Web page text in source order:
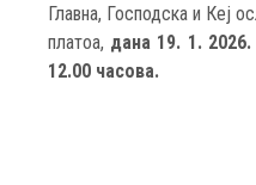
Главна, Господска и Кеј
платоа, дана 19. 1.
12.00 часова.